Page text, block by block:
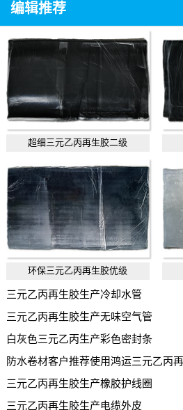
编辑推荐
超细三元乙丙再生胶二级
环保三元乙丙再生胶优级
三元乙丙再生胶生产冷却水管
三元乙丙再生胶生产无味空气管
白灰色三元乙丙生产彩色密封条
防水卷材客户推荐使用鸿运三元乙丙
三元乙丙再生胶生产橡胶护线圈
三元乙丙再生胶生产电缆外皮